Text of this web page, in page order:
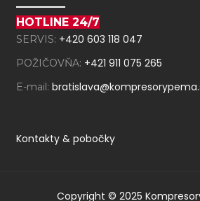
HOTLINE 24/7
SERVIS: +420 603 118 047
POŽIČOVŇA: +421 911 075 265
E-mail:
Kontakty & pobočky
Copyright © 2025 Kompresory